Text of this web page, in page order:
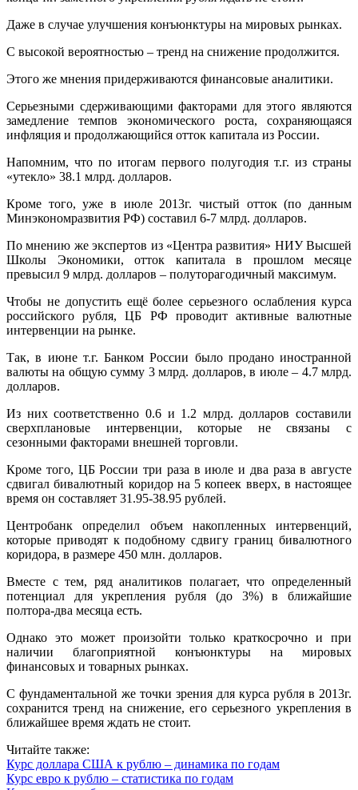
Даже в случае улучшения конъюнктуры на мировых рынках.
С высокой вероятностью – тренд на снижение продолжится.
Этого же мнения придерживаются финансовые аналитики.
Серьезными сдерживающими факторами для этого являются
замедление темпов экономического роста, сохраняющаяся
инфляция и продолжающийся отток капитала из России.
Напомним, что по итогам первого полугодия т.г. из страны
«утекло» 38.1 млрд. долларов.
Кроме того, уже в июле 2013г. чистый отток (по данным
Минэкономразвития РФ) составил 6-7 млрд. долларов.
По мнению же экспертов из «Центра развития» НИУ Высшей
Школы Экономики, отток капитала в прошлом месяце
превысил 9 млрд. долларов – полуторагодичный максимум.
Чтобы не допустить ещё более серьезного ослабления курса
российского рубля, ЦБ РФ проводит активные валютные
интервенции на рынке.
Так, в июне т.г. Банком России было продано иностранной
валюты на общую сумму 3 млрд. долларов, в июле – 4.7 млрд.
долларов.
Из них соответственно 0.6 и 1.2 млрд. долларов составили
сверхплановые интервенции, которые не связаны с
сезонными факторами внешней торговли.
Кроме того, ЦБ России три раза в июле и два раза в августе
сдвигал бивалютный коридор на 5 копеек вверх, в настоящее
время он составляет 31.95-38.95 рублей.
Центробанк определил объем накопленных интервенций,
которые приводят к подобному сдвигу границ бивалютного
коридора, в размере 450 млн. долларов.
Вместе с тем, ряд аналитиков полагает, что определенный
потенциал для укрепления рубля (до 3%) в ближайшие
полтора-два месяца есть.
Однако это может произойти только краткосрочно и при
наличии благоприятной конъюнктуры на мировых
финансовых и товарных рынках.
С фундаментальной же точки зрения для курса рубля в 2013г.
сохранится тренд на снижение, его серьезного укрепления в
ближайшее время ждать не стоит.
Читайте также:
Курс доллара США к рублю – динамика по годам
Курс евро к рублю – статистика по годам